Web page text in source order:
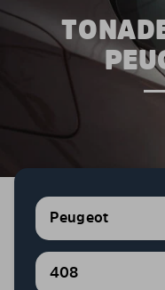
Peugeot
408